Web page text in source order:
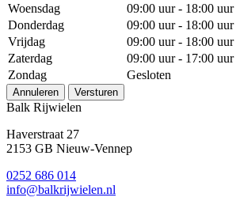
Woensdag
09:00 uur - 18:00 uur
Donderdag
09:00 uur - 18:00 uur
Vrijdag
09:00 uur - 18:00 uur
Zaterdag
09:00 uur - 17:00 uur
Zondag
Gesloten
Annuleren Versturen
Balk Rijwielen
Haverstraat 27
2153 GB Nieuw-Vennep
0252 686 014
info@balkrijwielen.nl